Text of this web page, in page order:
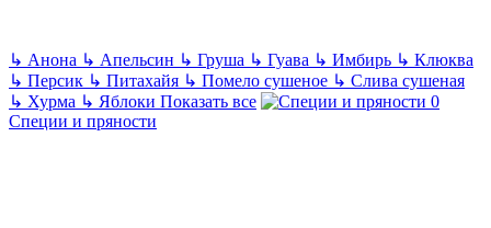
↳ Анона ↳ Апельсин ↳ Груша ↳ Гуава ↳ Имбирь ↳ Клюква
↳ Персик ↳ Питахайя ↳ Помело сушеное ↳ Слива сушеная
↳ Хурма ↳ Яблоки Показать все
Специи и пряности